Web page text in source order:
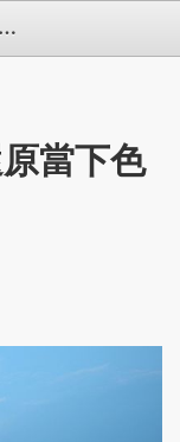
正確使用白平衡，還原當下色彩情境
當下色